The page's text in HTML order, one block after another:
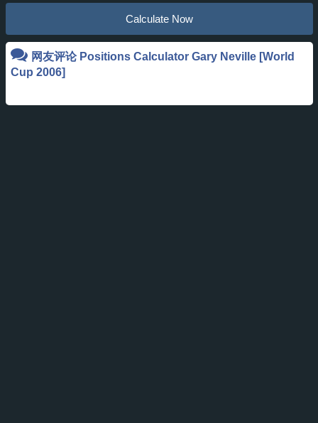
Calculate Now
网友评论 Positions Calculator Gary Neville [World
Cup 2006]